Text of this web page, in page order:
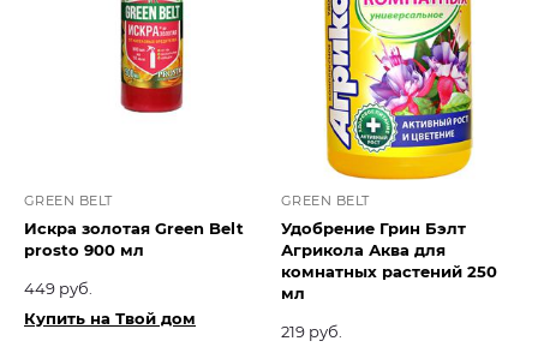
GREEN BELT
Искра золотая Green Belt
prosto 900 мл
449 руб.
Купить на Твой дом
GREEN BELT
Удобрение Грин Бэлт
Агрикола Аква для
комнатных растений 250
мл
219 руб.